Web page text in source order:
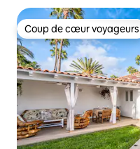
Coup de cœur voyageurs
Coup de cœur voyageurs